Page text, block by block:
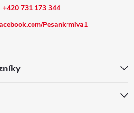
+420 731 173 344
Pesankrmiva1